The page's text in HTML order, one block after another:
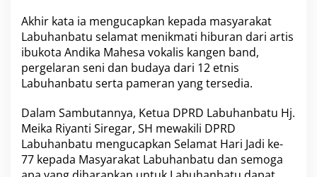
Akhir kata ia mengucapkan kepada masyarakat
Labuhanbatu selamat menikmati hiburan dari artis
ibukota Andika Mahesa vokalis kangen band,
pergelaran seni dan budaya dari 12 etnis
Labuhanbatu serta pameran yang tersedia.
Dalam Sambutannya, Ketua DPRD Labuhanbatu Hj.
Meika Riyanti Siregar, SH mewakili DPRD
Labuhanbatu mengucapkan Selamat Hari Jadi ke-
77 kepada Masyarakat Labuhanbatu dan semoga